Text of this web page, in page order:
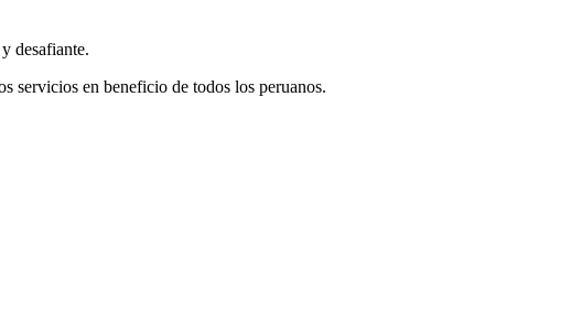
desafiante.
servicios en beneficio de todos los peruanos.